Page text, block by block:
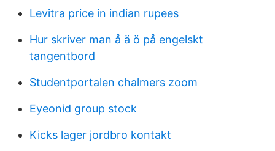
Levitra price in indian rupees
Hur skriver man å ä ö på engelskt
tangentbord
Studentportalen chalmers zoom
Eyeonid group stock
Kicks lager jordbro kontakt